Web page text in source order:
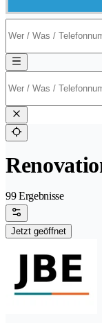
99 Ergebnisse
Jetzt geöffnet